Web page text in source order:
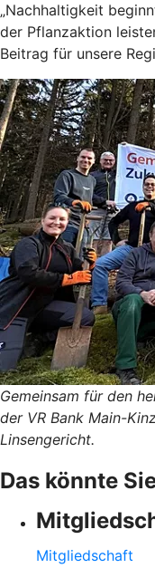
„Nachhaltigkeit
der Pflanzaktion
Beitrag für unsere
Gemeinsam für den
der VR Bank Main-
Linsengericht.
Das könnte
Mitgliedschaft